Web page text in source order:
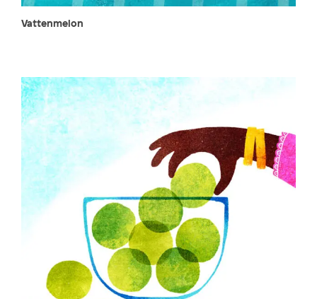
Vattenmelon